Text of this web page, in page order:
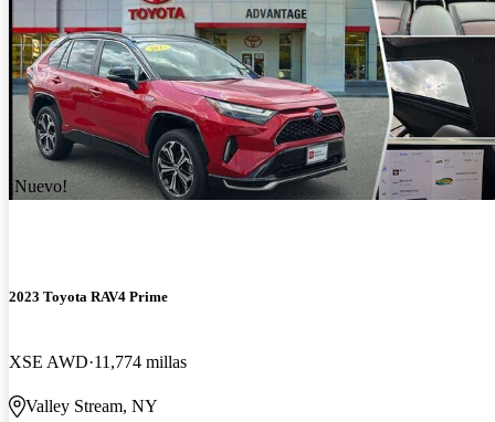
¡Nuevo!
2023 Toyota RAV4 Prime
XSE AWD 11,774 millas
Valley Stream, NY